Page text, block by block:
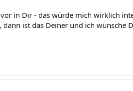
in Dir - das würde mich wirklich
dann ist das Deiner und ich wünsche